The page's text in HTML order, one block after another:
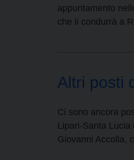
appuntamento
che li condurrà a
Altri posti
Ci sono ancora
Lipari-Santa Lucia
Giovanni Accolla,